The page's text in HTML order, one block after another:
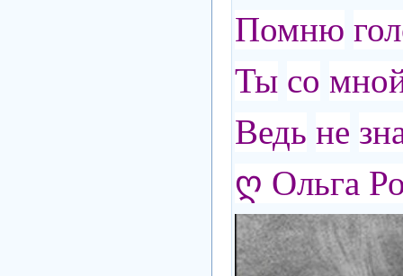
Помню
Ты со
Ведь не
ღ Ольга